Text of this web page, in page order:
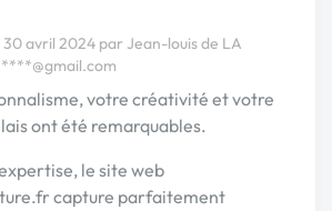
avril 2024 par Jean-louis de LA
votre créativité et votre
ont été remarquables.
le site web
capture parfaitement